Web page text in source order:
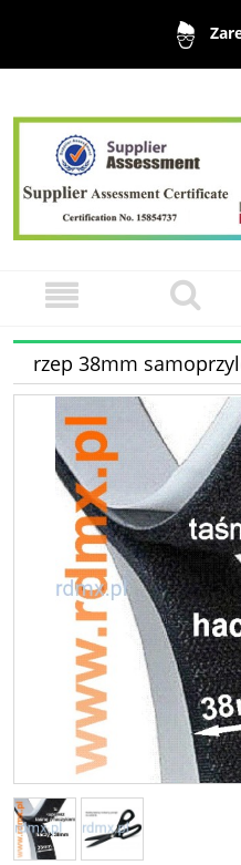
rzep 38mm